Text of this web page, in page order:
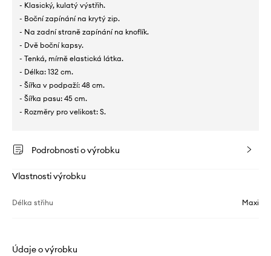
- Klasický, kulatý výstřih.
- Boční zapínání na krytý zip.
- Na zadní straně zapínání na knoflík.
- Dvě boční kapsy.
- Tenká, mírně elastická látka.
- Délka: 132 cm.
- Šířka v podpaží: 48 cm.
- Šířka pasu: 45 cm.
- Rozměry pro velikost: S.
Podrobnosti o výrobku
Vlastnosti výrobku
Délka střihu Maxi
Údaje o výrobku